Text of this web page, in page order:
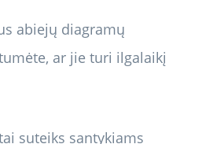
abiejų diagramų
ar jie turi ilgalaikį
suteiks santykiams